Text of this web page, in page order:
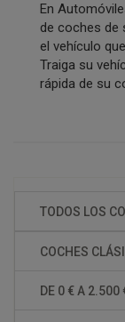
En
de coches de
el vehículo
Traiga su
rápida de su
TODOS LOS
COCHES
DE 0 € A 2.500